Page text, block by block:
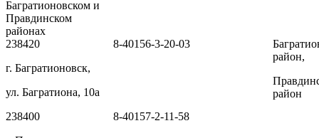
Багратионовском и
Правдинском
районах
238420
г. Багратионовск,
ул. Багратиона, 10а
8-40156-3-20-03
район,
район
238400
8-40157-2-11-58